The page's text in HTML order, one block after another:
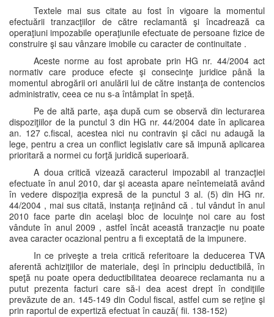
Textele mai sus citate au fost în vigoare la momentul
efectuării tranzacţiilor de către reclamantă şi încadrează ca
operaţiuni impozabile operaţiunile efectuate de persoane fizice de
construire şi sau vânzare imobile cu caracter de continuitate .
Aceste norme au fost aprobate prin HG nr. 44/2004 act
normativ care produce efecte şi consecinţe juridice până la
momentul abrogării ori anulării lui de către instanţa de contencios
administrativ, ceea ce nu s-a întâmplat în speţă.
Pe de altă parte, aşa după cum se observă din lecturarea
dispoziţiilor de la punctul 3 din HG nr. 44/2004 date în aplicarea
an. 127 c.fiscal, acestea nici nu contravin şi căci nu adaugă la
lege, pentru a crea un conflict legislativ care să impună aplicarea
prioritară a normei cu forţă juridică superioară.
A doua critică vizează caracterul impozabil al tranzacţiei
efectuate în anul 2010, dar şi aceasta apare neîntemeiată având
în vedere dispoziţia expresă de la punctul 3 al. (5) din HG nr.
44/2004 , mai sus citată, instanţa reţinând că . tul vândut în anul
2010 face parte din acelaşi bloc de locuinţe noi care au fost
vândute în anul 2009 , astfel încât această tranzacţie nu poate
avea caracter ocazional pentru a fi exceptată de la impunere.
In ce priveşte a treia critică referitoare la deducerea TVA
aferentă achiziţiilor de materiale, deşi în principiu deductibilă, în
speţă nu poate opera deductibilitatea deoarece reclamanta nu a
putut prezenta facturi care să-i dea acest drept în condiţiile
prevăzute de an. 145-149 din Codul fiscal, astfel cum se reţine şi
prin raportul de expertiză efectuat în cauză( fii. 138-152)